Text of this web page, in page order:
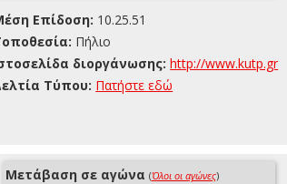
Επίδοση: 10.25.51
Πήλιο
διοργάνωσης: http://www.kutp.gr
Τύπου: Πατήστε εδώ
Μετάβαση σε αγώνα (Όλοι οι αγώνες)